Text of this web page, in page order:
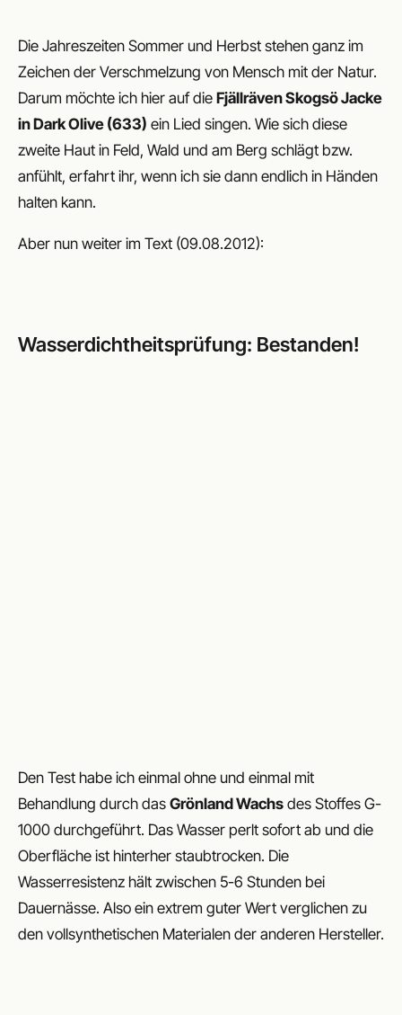
Die Jahreszeiten Sommer und Herbst stehen ganz im
Zeichen der Verschmelzung von Mensch mit der Natur.
Darum möchte ich hier auf die Fjällräven Skogsö Jacke
in Dark Olive (633) ein Lied singen. Wie sich diese
zweite Haut in Feld, Wald und am Berg schlägt bzw.
anfühlt, erfahrt ihr, wenn ich sie dann endlich in Händen
halten kann.
Aber nun weiter im Text (09.08.2012):
Wasserdichtheitsprüfung: Bestanden!
Den Test habe ich einmal ohne und einmal mit
Behandlung durch das Grönland Wachs des Stoffes G-
1000 durchgeführt. Das Wasser perlt sofort ab und die
Oberfläche ist hinterher staubtrocken. Die
Wasserresistenz hält zwischen 5-6 Stunden bei
Dauernässe. Also ein extrem guter Wert verglichen zu
den vollsynthetischen Materialen der anderen Hersteller.